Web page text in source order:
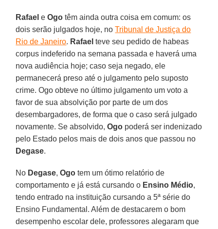
Rafael eOgo têm ainda outra coisa em comum: os
dois serão julgados hoje, noTribunal de Justiça do
Rio de Janeiro. Rafael teve seu pedido de habeas
corpus indeferido na semana passada e haverá uma
nova audiência hoje; caso seja negado, ele
permanecerá preso até o julgamento pelo suposto
crime. Ogo obteve no último julgamento um voto a
favor de sua absolvição por parte de um dos
desembargadores, de forma que o caso será julgado
novamente. Se absolvido,Ogo poderá ser indenizado
pelo Estado pelos mais de dois anos que passou no
Degase.
No Degase,Ogo tem um ótimo relatório de
comportamento e já está cursando o Ensino Médio,
tendo entrado na instituição cursando a 5ª série do
Ensino Fundamental. Além de destacarem o bom
desempenho escolar dele, professores alegaram que